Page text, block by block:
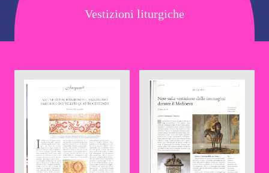
Cultura
Contatti
Eng
Vestizioni liturgiche